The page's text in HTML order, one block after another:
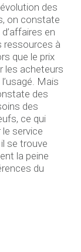
des
on constate
en
ressources à
que le prix
les acheteurs
Mais
des
des
ce qui
service
se trouve
la peine
du